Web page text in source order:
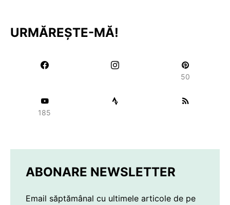
URMĂREȘTE-MĂ!
50
185
ABONARE NEWSLETTER
Email săptămânal cu ultimele articole de pe